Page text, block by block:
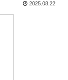
2025.08.22